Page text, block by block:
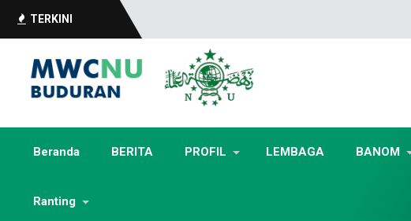
TERKINI
Beranda BERITA PROFIL LEMBAGA BANOM
Ranting